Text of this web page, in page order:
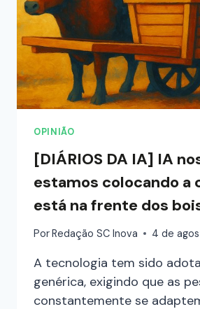
OPINIÃO
[DIÁRIOS DA IA] IA
estamos colocando a
está na frente dos
PorRedação SC Inova 4 de
A tecnologia tem sido
genérica, exigindo que as
constantemente se